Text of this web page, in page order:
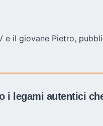
e il giovane Pietro,
i legami autentici